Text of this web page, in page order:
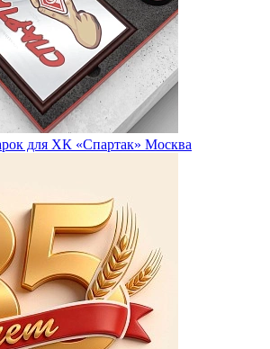
для ХК «Спартак» Москва